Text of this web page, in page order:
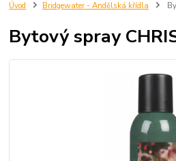
Úvod Bridgewater - Andělská křídla
Bytový spray